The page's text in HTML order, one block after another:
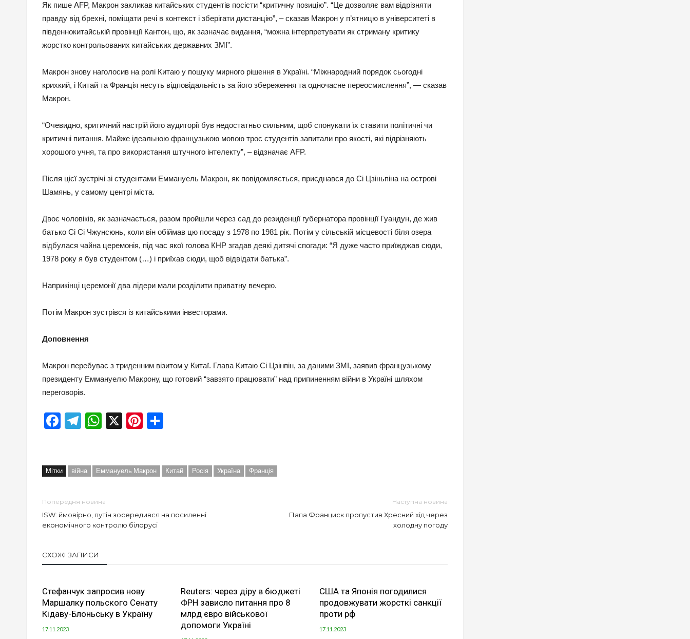
Як пише AFP, Макрон закликав китайських студентів посісти “критичну позицію”. “Це дозволяє вам відрізняти
правду від брехні, поміщати речі в контекст і зберігати дистанцію”, – сказав Макрон у п’ятницю в університеті в
південнокитайській провінції Кантон, що, як зазначає видання, “можна інтерпретувати як стриману критику
жорстко контрольованих китайських державних ЗМІ”.
Макрон знову наголосив на ролі Китаю у пошуку мирного рішення в Україні. “Міжнародний порядок сьогодні
крихкий, і Китай та Франція несуть відповідальність за його збереження та одночасне переосмислення”, — сказав
Макрон.
“Очевидно, критичний настрій його аудиторії був недостатньо сильним, щоб спонукати їх ставити політичні чи
критичні питання. Майже ідеальною французькою мовою троє студентів запитали про якості, які відрізняють
хорошого учня, та про використання штучного інтелекту”, – відзначає AFP.
Після цієї зустрічі зі студентами Еммануель Макрон, як повідомляється, приєднався до Сі Цзіньпіна на острові
Шамянь, у самому центрі міста.
Двоє чоловіків, як зазначається, разом пройшли через сад до резиденції губернатора провінції Гуандун, де жив
батько Сі Сі Чжунсюнь, коли він обіймав цю посаду з 1978 по 1981 рік. Потім у сільській місцевості біля озера
відбулася чайна церемонія, під час якої голова КНР згадав деякі дитячі спогади: “Я дуже часто приїжджав сюди,
1978 року я був студентом (…) і приїхав сюди, щоб відвідати батька”.
Наприкінці церемонії два лідери мали розділити приватну вечерю.
Потім Макрон зустрівся із китайськими інвесторами.
Доповнення
Макрон перебуває з триденним візитом у Китаї. Глава Китаю Сі Цзінпін, за даними ЗМІ, заявив французькому
президенту Еммануелю Макрону, що готовий “завзято працювати” над припиненням війни в Україні шляхом
переговорів.
Facebook
Telegram
WhatsApp
X Pinterest
Мітки війна Еммануель Макрон Китай Росія Україна Франція
Попередня новина
ISW: ймовірно, путін зосередився на посиленні
економічного контролю білорусі
Наступна новина
Папа Франциск пропустив Хресний хід через
холодну погоду
СХОЖІ ЗАПИСИ
Стефанчук запросив нову
Маршалку польского Сенату
Кідаву-Блоньську в Україну
17.11.2023
Reuters: через діру в бюджеті
ФРН зависло питання про 8
млрд євро військової
допомоги Україні
США та Японія погодилися
продовжувати жорсткі санкції
проти рф
17.11.2023